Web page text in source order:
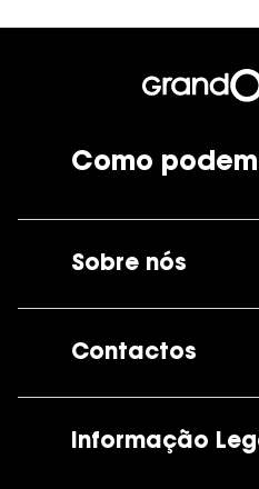
Como
Sobre nós
Contactos
Informação